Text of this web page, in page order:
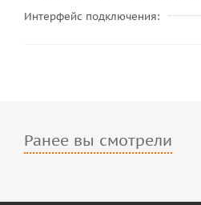
Интерфейс подключения
Ранее вы смотрели